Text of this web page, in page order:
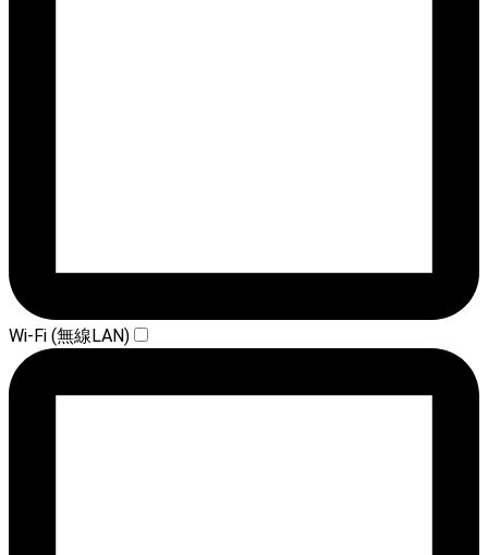
Wi-Fi (無線LAN)